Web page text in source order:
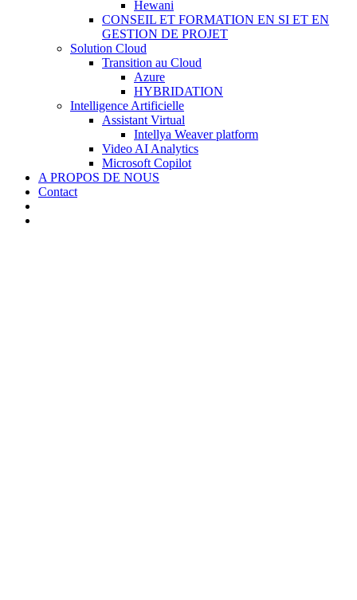
Hewani
CONSEIL ET FORMATION EN SI ET EN
GESTION DE PROJET
Solution Cloud
Transition au Cloud
Azure
HYBRIDATION
Intelligence Artificielle
Assistant Virtual
Intellya Weaver platform
Video AI Analytics
Microsoft Copilot
A PROPOS DE NOUS
Contact